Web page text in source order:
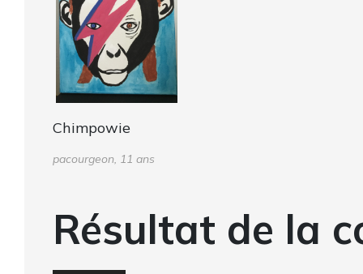
Chimpowie
pacourgeon, 11 ans
Résultat de la